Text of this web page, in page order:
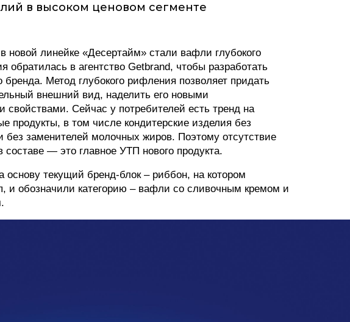
в высоком ценовом сегменте
новой линейке «Десертайм» стали вафли глубокого
обратилась в агентство Getbrand, чтобы разработать
бренда. Метод глубокого рифления позволяет придать
внешний вид, наделить его новыми
свойствами. Сейчас у потребителей есть тренд на
продукты, в том числе кондитерские изделия без
без заменителей молочных жиров. Поэтому отсутствие
составе — это главное УТП нового продукта.
основу текущий бренд-блок – риббон, на котором
и обозначили категорию – вафли со сливочным кремом и
БИЗНЕС И
ФЕСТИВАЛИ
ФОТОГРАФИЯ
ТИПОГРАФИКА
ИСТОРИИ БРЕНДОВ
О ПРОЕКТЕ